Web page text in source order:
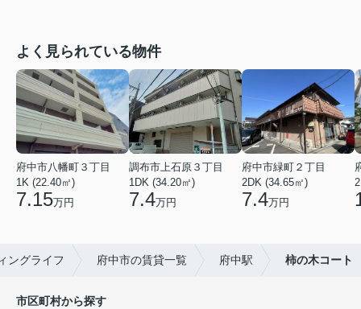
よく見られている物件
府中市八幡町３丁目
1K (22.40㎡)
7.15万円
調布市上石原３丁目
1DK (34.20㎡)
7.4万円
府中市緑町２丁目
2DK (34.65㎡)
7.4万円
ングライフ 府中市の賃貸一覧 府中駅 柿の木コート
市区町村から探す